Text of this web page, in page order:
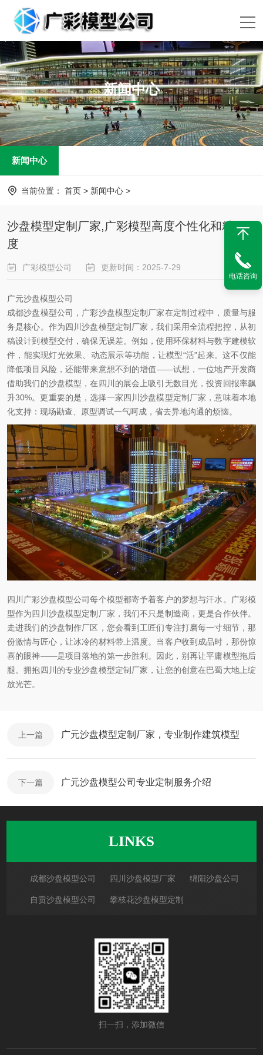
新闻中心
新闻中心
当前位置： 首页 > 新闻中心 >
沙盘模型定制厂家,广彩模型高度个性化和精确
度
广彩模型公司
更新时间：2025-7-29
广元沙盘模型公司
成都沙盘模型公司 ，广彩沙盘模型定制厂家在定制过程中，质量与服
务是核心。作为四川沙盘模型定制厂家，我们采用全流程把控，从初
稿设计到模型交付，确保无误差。例如，使用环保材料与数字建模软
件，能实现灯光效果、动态展示等功能，让模型“活”起来。这不仅能
降低项目风险，还能带来意想不到的增值——试想，一位地产开发商
借助我们的沙盘模型，在四川的展会上吸引无数目光，投资回报率飙
升30%。更重要的是，选择一家四川沙盘模型定制厂家，意味着本地
化支持：现场勘查、原型调试一气呵成，省去异地沟通的烦恼。
四川广彩沙盘模型公司每个模型都寄予着客户的梦想与汗水。广彩模
型作为四川沙盘模型定制厂家，我们不只是制造商，更是合作伙伴。
走进我们的沙盘制作厂区，您会看到工匠们专注打磨每一寸细节，那
份激情与匠心，让冰冷的材料带上温度。当客户收到成品时，那份惊
喜的眼神——是项目落地的第一步胜利。因此，别再让平庸模型拖后
腿。拥抱四川的专业沙盘模型定制厂家，让您的创意在巴蜀大地上绽
放光芒。
上一篇 广元沙盘模型定制厂家，专业制作建筑模型
下一篇 广元沙盘模型公司专业定制服务介绍
LINKS
成都沙盘模型公司 四川沙盘模型厂家 绵阳沙盘公司
自贡沙盘模型公司 攀枝花沙盘模型定制
遂宁沙盘模型公司
乐山沙盘制作
南充沙盘公司
扫一扫，添加微信
电话咨询